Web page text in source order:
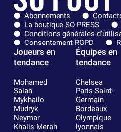
Abonnements
La boutique SO PRESS
Conditions générales
Consentement RGPD
Joueurs en
tendance
Mohamed
Salah
Mykhailo
Mudryk
Neymar
Khalis Merah
Équipes en
tendance
Chelsea
Paris Saint-
Germain
Bordeaux
Olympique
lyonnais